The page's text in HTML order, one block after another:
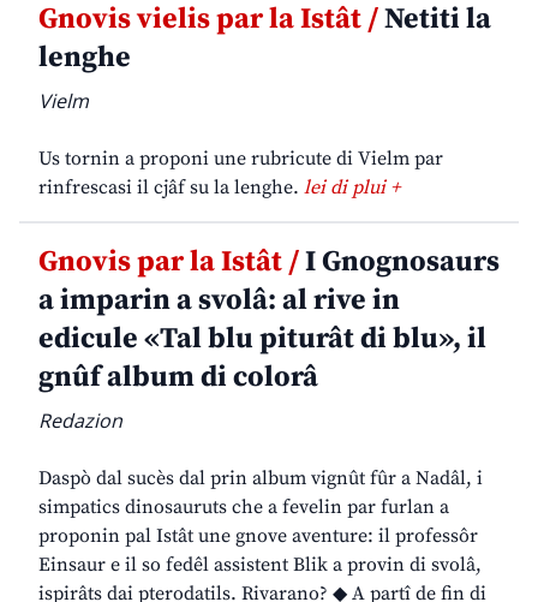
Gnovis vielis par la Istât /Netiti la
lenghe
Vielm
Us tornin a proponi une rubricute di Vielm par
rinfrescasi il cjâf su la lenghe. lei di plui +
Gnovis par la Istât /I Gnognosaurs
a imparin a svolâ: al rive in
edicule «Tal blu piturât di blu», il
gnûf album di colorâ
Redazion
Daspò dal sucès dal prin album vignût fûr a Nadâl, i
simpatics dinosauruts che a fevelin par furlan a
proponin pal Istât une gnove aventure: il professôr
Einsaur e il so fedêl assistent Blik a provin di svolâ,
ispirâts dai pterodatils. Rivarano? ◆ A partî de fin di